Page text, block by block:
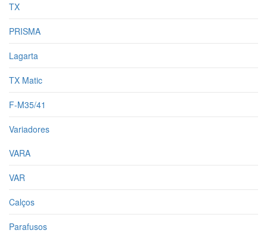
TX
PRISMA
Lagarta
TX Matic
F-M35/41
Variadores
VARA
VAR
Calços
Parafusos